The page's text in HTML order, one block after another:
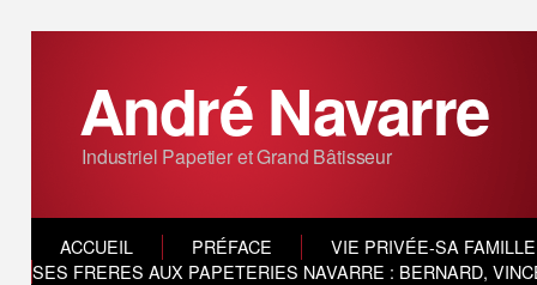
André Navarre
Industriel Papetier et Grand Bâtisseur
ACCUEIL PRÉFACE
VIE PRIVÉE-SA FAMILLE
SES FRERES AUX PAPETERIES NAVARRE : BERNARD,